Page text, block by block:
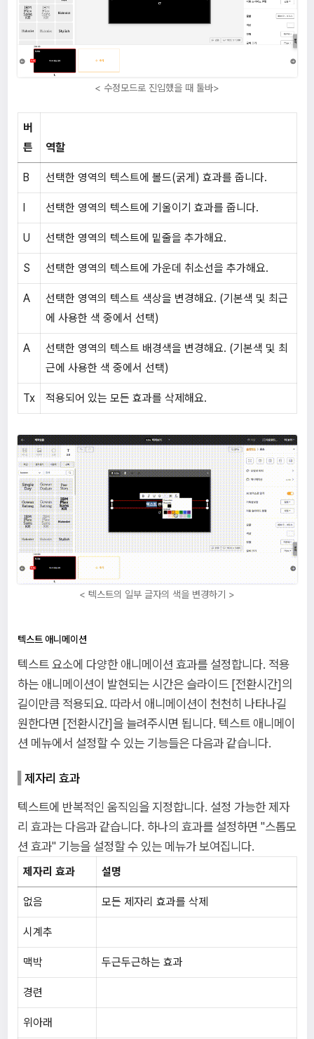
< 수정모드로 진입했을 때 툴바>
버
튼
역할
B 선택한 영역의 텍스트에 볼드(굵게) 효과를 줍니다.
선택한 영역의 텍스트에 기울이기 효과를 줍니다.
U 선택한 영역의 텍스트에 밑줄을 추가해요.
S 선택한 영역의 텍스트에 가운데 취소선을 추가해요.
A
선택한 영역의 텍스트 색상을 변경해요. (기본색 및 최근
에 사용한 색 중에서 선택)
A
선택한 영역의 텍스트 배경색을 변경해요. (기본색 및 최
근에 사용한 색 중에서 선택)
Tx 적용되어 있는 모든 효과를 삭제해요.
< 텍스트의 일부 글자의 색을 변경하기 >
텍스트 애니메이션
텍스트 요소에 다양한 애니메이션 효과를 설정합니다. 적용
하는 애니메이션이 발현되는 시간은 슬라이드 [전환시간]의
길이만큼 적용되요. 따라서 애니메이션이 천천히 나타나길
원한다면 [전환시간]을 늘려주시면 됩니다. 텍스트 애니메이
션 메뉴에서 설정할 수 있는 기능들은 다음과 같습니다.
제자리 효과
텍스트에 반복적인 움직임을 지정합니다. 설정 가능한 제자
리 효과는 다음과 같습니다. 하나의 효과를 설정하면 "스톱모
션 효과" 기능을 설정할 수 있는 메뉴가 보여집니다.
제자리 효과 설명
없음 모든 제자리 효과를 삭제
시계추
맥박 두근두근하는 효과
경련
위아래